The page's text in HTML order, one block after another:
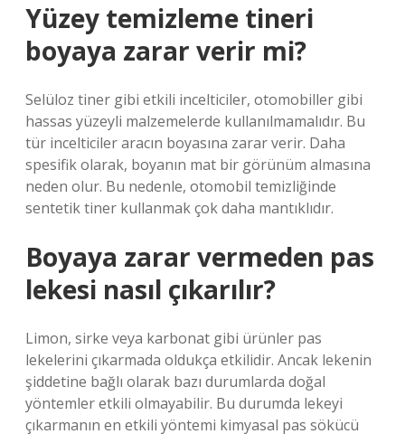
Yüzey temizleme tineri
boyaya zarar verir mi?
Selüloz tiner gibi etkili incelticiler, otomobiller gibi
hassas yüzeyli malzemelerde kullanılmamalıdır. Bu
tür incelticiler aracın boyasına zarar verir. Daha
spesifik olarak, boyanın mat bir görünüm almasına
neden olur. Bu nedenle, otomobil temizliğinde
sentetik tiner kullanmak çok daha mantıklıdır.
Boyaya zarar vermeden pas
lekesi nasıl çıkarılır?
Limon, sirke veya karbonat gibi ürünler pas
lekelerini çıkarmada oldukça etkilidir. Ancak lekenin
şiddetine bağlı olarak bazı durumlarda doğal
yöntemler etkili olmayabilir. Bu durumda lekeyi
çıkarmanın en etkili yöntemi kimyasal pas sökücü